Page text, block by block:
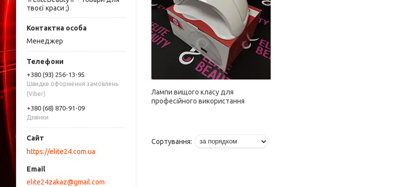
твоєї краси ;)
Менеджер
+380 (93) 256-13-95
Швидке оформення замовлень
(Viber)
+380 (68) 870-91-09
Дзвінки
https://elite24.com.ua
elite24zakaz@gmail.com
Лампи вищого класу для
професійного використання